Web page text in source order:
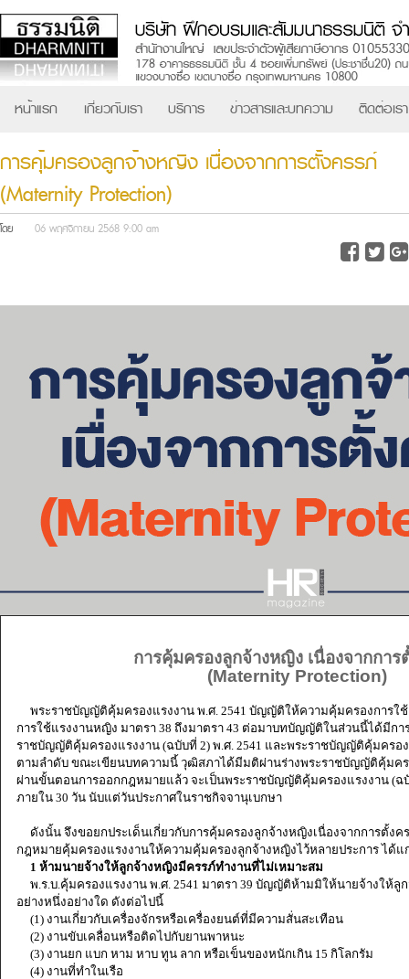
หน้าแรก เกี่ยวกับเรา บริการ ข่าวสารและบทความ ติดต่อเรา
การคุ้มครองลูกจ้างหญิง เนื่องจากการตั้งครรภ์
(Maternity Protection)
โดย 06 พฤศจิกายน 2568 9:00 am
การคุ้มครองลูกจ้างหญิง เนื่องจากการ
(Maternity Protection)
พระราชบัญญัติคุ้มครองแรงงาน พ.ศ. 2541 บัญญัติให้ความคุ้มครองการใ
การใช้แรงงานหญิง มาตรา 38 ถึงมาตรา 43 ต่อมาบทบัญญัติในส่วนนี้ได้มีกา
ราชบัญญัติคุ้มครองแรงงาน (ฉบับที่ 2) พ.ศ. 2541 และพระราชบัญญัติคุ้มครอง
ตามลำดับ ขณะเขียนบทความนี้ วุฒิสภาได้มีมติผ่านร่างพระราชบัญญัติคุ้มครอ
ผ่านขั้นตอนการออกกฎหมายแล้ว จะเป็นพระราชบัญญัติคุ้มครองแรงงาน (ฉ
ภายใน 30 วัน นับแต่วันประกาศในราชกิจจานุเบกษา
ดังนั้น จึงขอยกประเด็นเกี่ยวกับการคุ้มครองลูกจ้างหญิงเนื่องจากการตั้งคร
กฎหมายคุ้มครองแรงงานให้ความคุ้มครองลูกจ้างหญิงไว้หลายประการ ได้แ
1 ห้ามนายจ้างให้ลูกจ้างหญิงมีครรภ์ทำงานที่ไม่เหมาะสม
พ.ร.บ.คุ้มครองแรงงาน พ.ศ. 2541 มาตรา 39 บัญญัติห้ามมิให้นายจ้างให้ลู
อย่างหนึ่งอย่างใด ดังต่อไปนี้
(1) งานเกี่ยวกับเครื่องจักรหรือเครื่องยนต์ที่มีความสั่นสะเทือน
(2) งานขับเคลื่อนหรือติดไปกับยานพาหนะ
(3) งานยก แบก หาม หาบ ทูน ลาก หรือเข็นของหนักเกิน 15 กิโลกรัม
(4) งานที่ทำในเรือ